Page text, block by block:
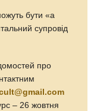
бути «a
супровід
про
– 26 жовтня